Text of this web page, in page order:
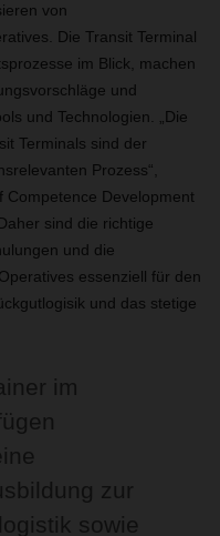
von
Die Transit Terminal
im Blick, machen
und
und Technologien. „Die
Terminals sind der
Prozess“,
Competence Development
sind die richtige
und die
essenziell für den
und das stetige
im
zur
sowie